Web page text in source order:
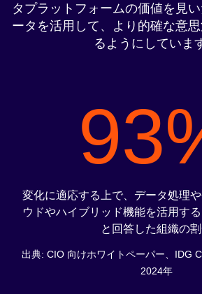
タプラットフォームの価値を見
ータを活用して、より的確な意
るようにしていま
変化に適応する上で、データ処理
ウドやハイブリッド機能を活用す
と回答した組織の
出典: CIO 向けホワイトペーパー、IDG
2024年